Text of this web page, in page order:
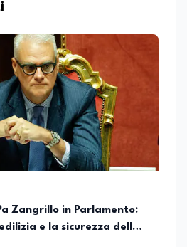
Zangrillo in Parlamento:
e la sicurezza delle